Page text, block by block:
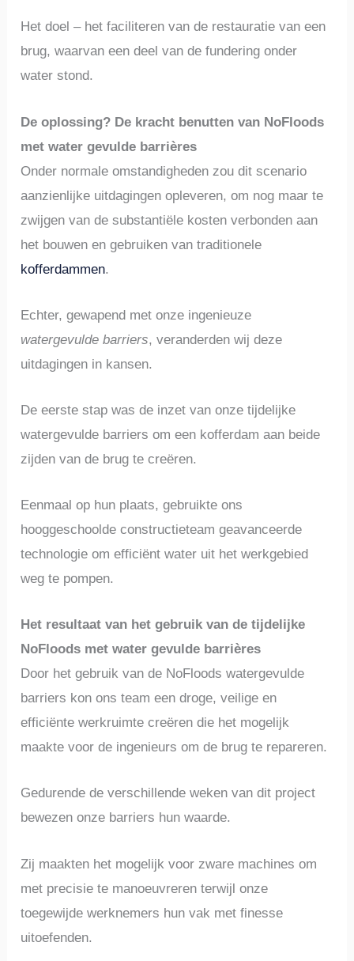
Het doel – het faciliteren van de restauratie van een
brug, waarvan een deel van de fundering onder
water stond.
De oplossing? De kracht benutten van NoFloods
met water gevulde barrières
Onder normale omstandigheden zou dit scenario
aanzienlijke uitdagingen opleveren, om nog maar te
zwijgen van de substantiële kosten verbonden aan
het bouwen en gebruiken van traditionele
kofferdammen.
Echter, gewapend met onze ingenieuze
watergevulde barriers, veranderden wij deze
uitdagingen in kansen.
De eerste stap was de inzet van onze tijdelijke
watergevulde barriers om een kofferdam aan beide
zijden van de brug te creëren.
Eenmaal op hun plaats, gebruikte ons
hooggeschoolde constructieteam geavanceerde
technologie om efficiënt water uit het werkgebied
weg te pompen.
Het resultaat van het gebruik van de tijdelijke
NoFloods met water gevulde barrières
Door het gebruik van de NoFloods watergevulde
barriers kon ons team een droge, veilige en
efficiënte werkruimte creëren die het mogelijk
maakte voor de ingenieurs om de brug te repareren.
Gedurende de verschillende weken van dit project
bewezen onze barriers hun waarde.
Zij maakten het mogelijk voor zware machines om
met precisie te manoeuvreren terwijl onze
toegewijde werknemers hun vak met finesse
uitoefenden.